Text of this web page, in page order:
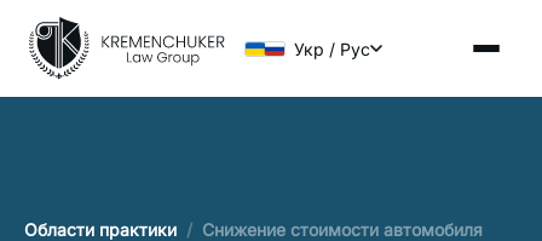
Укр / Рус
Области практики / Снижение стоимости автомобиля